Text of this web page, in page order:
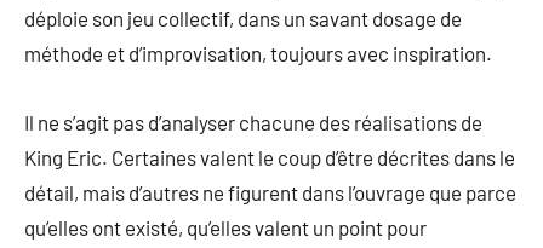
déploie son jeu collectif, dans un savant dosage de
méthode et d’improvisation, toujours avec inspiration.
Il ne s’agit pas d’analyser chacune des réalisations de
King Eric. Certaines valent le coup d’être décrites dans le
détail, mais d’autres ne figurent dans l’ouvrage que parce
qu’elles ont existé, qu’elles valent un point pour